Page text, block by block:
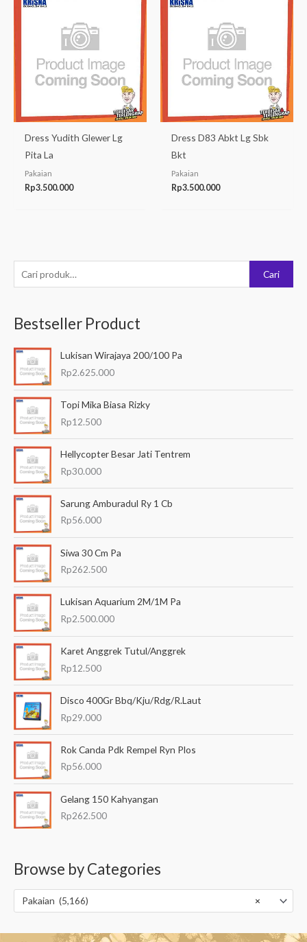
e
c
a
u
n
u
Cari
Bestseller Product
Lukisan Wirajaya 200/100 Pa
Rp2.625.000
Topi Mika Biasa Rizky
Rp12.500
Hellycopter Besar Jati Tentrem
Rp30.000
Sarung Amburadul Ry 1 Cb
Rp56.000
Siwa 30 Cm Pa
Rp262.500
Lukisan Aquarium 2M/1M Pa
Rp2.500.000
Karet Anggrek Tutul/Anggrek
Rp12.500
Disco 400Gr Bbq/Kju/Rdg/R.Laut
Rp29.000
Rok Canda Pdk Rempel Ryn Plos
Rp56.000
Gelang 150 Kahyangan
Rp262.500
Browse by Categories
×
Pakaian (5,166)
Dress Yudith Glewer Lg
Pita La
Pakaian
Rp3.500.000
Dress D83 Abkt Lg Sbk
Bkt
Pakaian
Rp3.500.000